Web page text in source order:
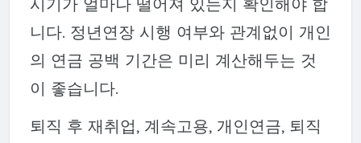
니다. 정년연장 시행 여부와 관계없이 개인
의 연금 공백 기간은 미리 계산해두는 것
이 좋습니다.
퇴직 후 재취업, 계속고용, 개인연금, 퇴직